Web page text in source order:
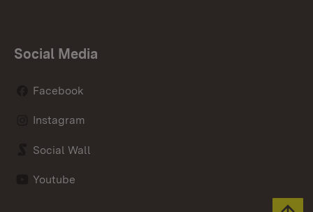
Social Media
Facebook
Instagram
Social Wall
Youtube